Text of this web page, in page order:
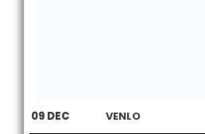
09 DEC VENLO